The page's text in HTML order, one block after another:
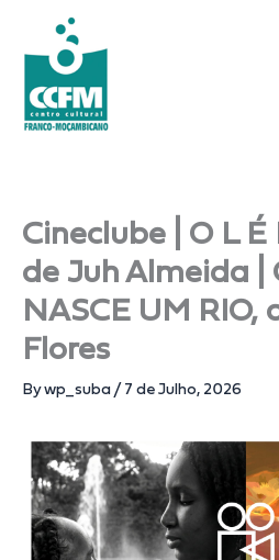
content
Cineclube | O L É
de Juh Almeida |
NASCE UM RIO,
Flores
Bywp_suba /7 de Julho, 2026